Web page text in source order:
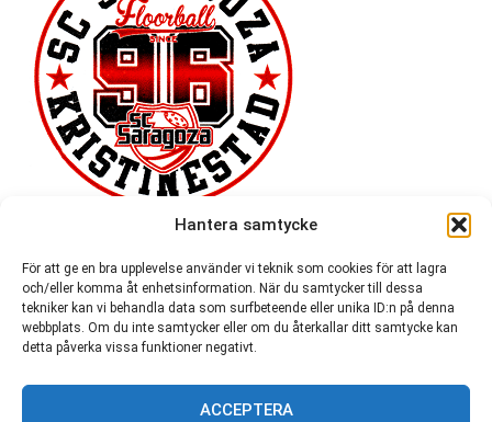
Hantera samtycke
För att ge en bra upplevelse använder vi teknik som cookies för att lagra
och/eller komma åt enhetsinformation. När du samtycker till dessa
tekniker kan vi behandla data som surfbeteende eller unika ID:n på denna
webbplats. Om du inte samtycker eller om du återkallar ditt samtycke kan
detta påverka vissa funktioner negativt.
ACCEPTERA